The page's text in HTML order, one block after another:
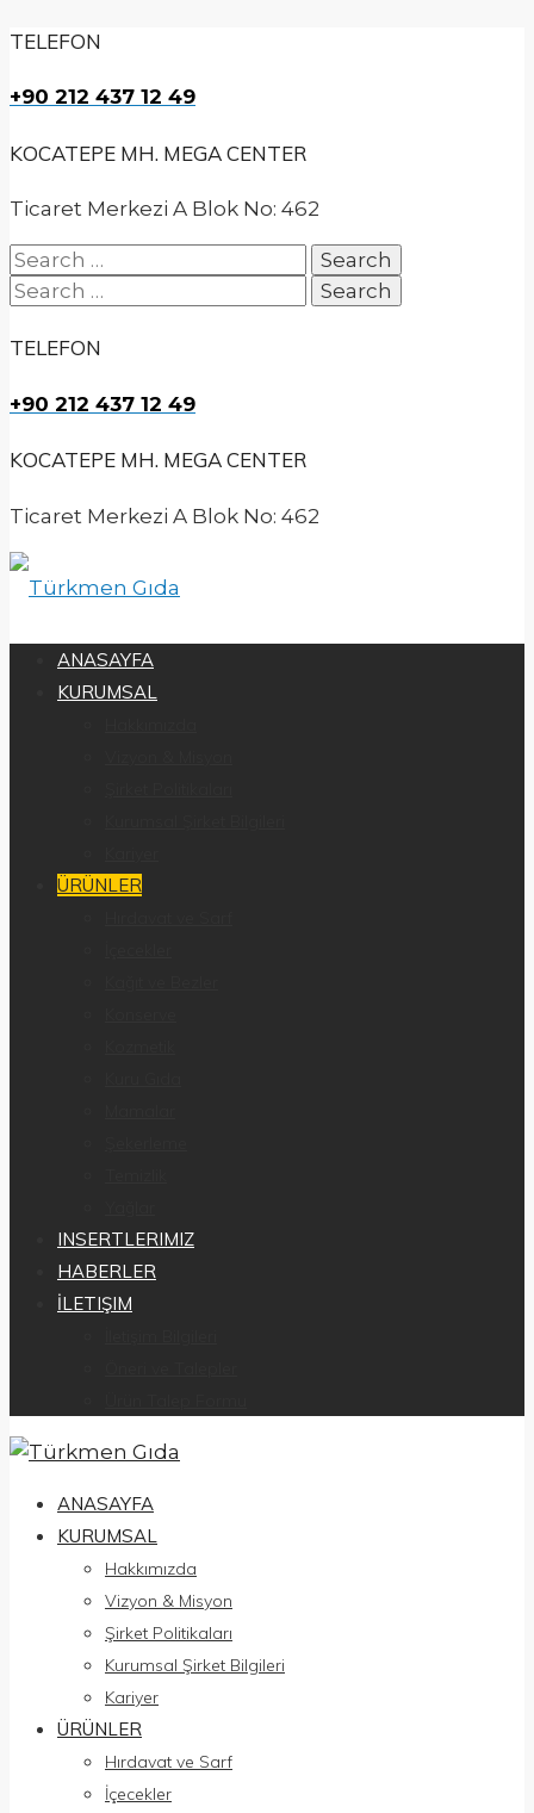
TELEFON
+90 212 437 12 49
KOCATEPE MH. MEGA CENTER
Ticaret Merkezi A Blok No: 462
Search
for:
Search
TELEFON
+90 212 437 12 49
KOCATEPE MH. MEGA CENTER
Ticaret Merkezi A Blok No: 462
ANASAYFA
KURUMSAL
ÜRÜNLER
INSERTLERIMIZ
HABERLER
İLETIŞIM
ANASAYFA
KURUMSAL
Hakkımızda
Vizyon & Misyon
Şirket Politikaları
Kurumsal Şirket Bilgileri
Kariyer
ÜRÜNLER
Hırdavat ve Sarf
İçecekler